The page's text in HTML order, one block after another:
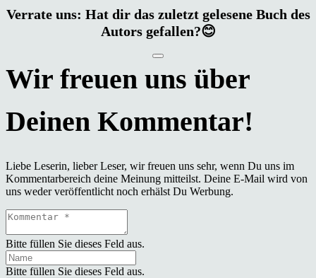
Verrate uns: Hat dir das zuletzt gelesene Buch des
Autors gefallen?😊
Liebe Leserin, lieber Leser, wir freuen uns sehr, wenn Du uns im
Kommentarbereich deine Meinung mitteilst. Deine E-Mail wird von
uns weder veröffentlicht noch erhälst Du Werbung.
Bitte füllen Sie dieses Feld aus.
Bitte füllen Sie dieses Feld aus.